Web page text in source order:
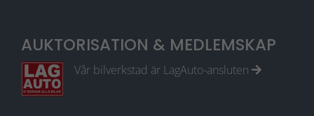
AUKTORISATION & MEDLEMSKAP
Vår bilverkstad är LagAuto-ansluten
För att vår
ska prestera